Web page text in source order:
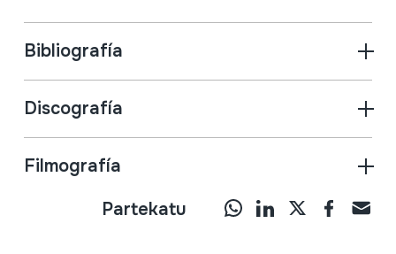
Bibliografía
Discografía
Filmografía
Partekatu